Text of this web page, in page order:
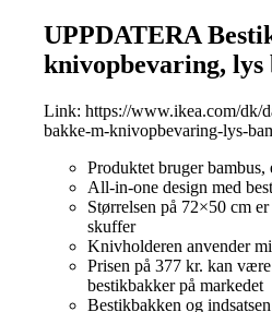
UPPDATERA
knivopbevaring, lys
Link: https://www.ikea.com/dk/
bakke-m-knivopbevaring-lys-
Produktet bruger
All-in-one design med
Størrelsen på 72×50 cm
skuffer
Knivholderen anvender
Prisen på 377 kr. kan
bestikbakker på markedet
Bestikbakken og